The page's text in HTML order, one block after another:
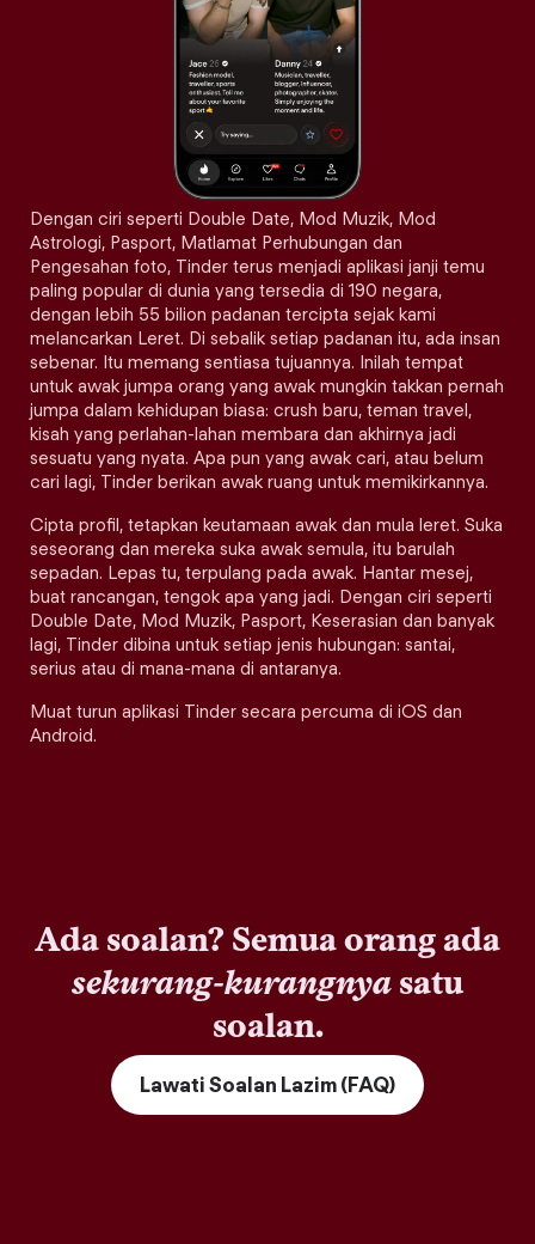
Dengan ciri seperti Double Date, Mod Muzik, Mod
Astrologi, Pasport, Matlamat Perhubungan dan
Pengesahan foto, Tinder terus menjadi aplikasi janji temu
paling popular di dunia yang tersedia di 190 negara,
dengan lebih 55 bilion padanan tercipta sejak kami
melancarkan Leret. Di sebalik setiap padanan itu, ada insan
sebenar. Itu memang sentiasa tujuannya. Inilah tempat
untuk awak jumpa orang yang awak mungkin takkan pernah
jumpa dalam kehidupan biasa: crush baru, teman travel,
kisah yang perlahan-lahan membara dan akhirnya jadi
sesuatu yang nyata. Apa pun yang awak cari, atau belum
cari lagi, Tinder berikan awak ruang untuk memikirkannya.
Cipta profil, tetapkan keutamaan awak dan mula leret. Suka
seseorang dan mereka suka awak semula, itu barulah
sepadan. Lepas tu, terpulang pada awak. Hantar mesej,
buat rancangan, tengok apa yang jadi. Dengan ciri seperti
Double Date, Mod Muzik, Pasport, Keserasian dan banyak
lagi, Tinder dibina untuk setiap jenis hubungan: santai,
serius atau di mana-mana di antaranya.
Muat turun aplikasi Tinder secara percuma di iOS dan
Android.
Ada soalan? Semua orang ada
sekurang-kurangnya satu
soalan.
Lawati Soalan Lazim (FAQ)